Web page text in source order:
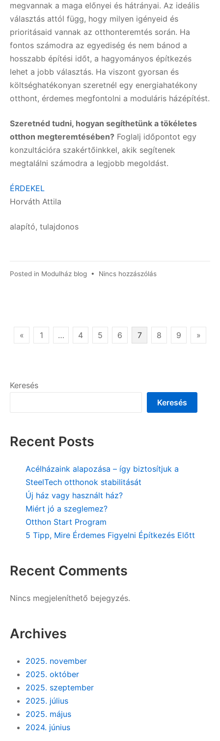
megvannak a maga előnyei és hátrányai. Az ideális
választás attól függ, hogy milyen igényeid és
prioritásaid vannak az otthonteremtés során. Ha
fontos számodra az egyediség és nem bánod a
hosszabb építési időt, a hagyományos építkezés
lehet a jobb választás. Ha viszont gyorsan és
költséghatékonyan szeretnél egy energiahatékony
otthont, érdemes megfontolni a moduláris házépítést.
Szeretnéd tudni, hogyan segíthetünk a tökéletes
otthon megteremtésében? Foglalj időpontot egy
konzultációra szakértőinkkel, akik segítenek
megtalálni számodra a legjobb megoldást.
ÉRDEKEL
Horváth Attila
alapító, tulajdonos
Posted in Modulház blog • Nincs hozzászólása(z)
modern:
bejegyzéshez
Bejegyzések
« 1 … 4 5 6 7 8 9 »
Keresés
Keresés
Recent Posts
Acélházaink alapozása – így biztosítjuk a
SteelTech otthonok stabilitását
Új ház vagy használt ház?
Miért jó a szeglemez?
Otthon Start Program
5 Tipp, Mire Érdemes Figyelni Építkezés Előtt
Recent Comments
Nincs megjeleníthető bejegyzés.
Archives
2025. november
2025. október
2025. szeptember
2025. július
2025. május
2024. június